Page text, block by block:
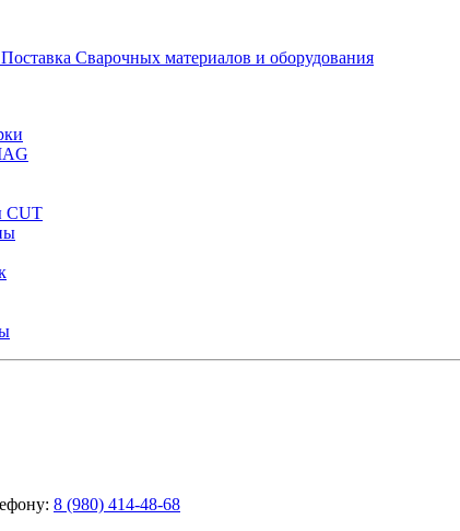
Сварочных материалов и оборудования
CUT
8 (980) 414-48-68